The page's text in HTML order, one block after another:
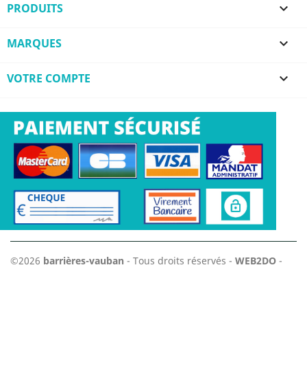
PRODUITS 
MARQUES 
VOTRE COMPTE 
©2026 barrières-vauban - Tous droits réservés - WEB2DO -